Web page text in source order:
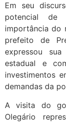
Em seu
potencial de
importância do
prefeito de
expressou
estadual e
investimentos
demandas da
A visita do
Olegário